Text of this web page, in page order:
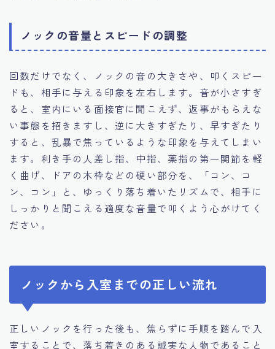
ノックの音量とスピードの調整
回数だけでなく、ノックの音の大きさや、叩くスピー
ドも、相手に与える印象を左右します。音が小さすぎ
ると、室内にいる面接官に聞こえず、返事がもらえな
い事態を招きますし、逆に大きすぎたり、早すぎたり
すると、乱暴で焦っているような印象を与えてしまい
ます。利き手の人差し指、中指、薬指の第一関節を軽
く曲げ、ドアの木枠などの硬い部分を、「コン、コ
ン、コン」と、ゆっくり落ち着いたリズムで、相手に
しっかりと聞こえる適度な音量で叩くよう心がけてく
ださい。
ノックから入室までの正しい流れ
正しいノックを行った後も、焦らずに手順を踏んで入
室することで、落ち着きのある誠実な人物であること